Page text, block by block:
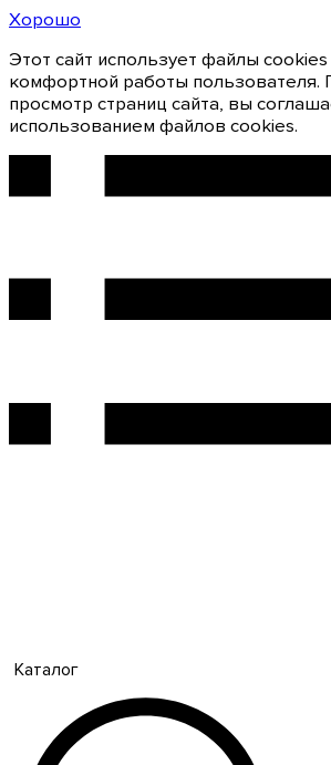
Хорошо
Этот сайт использует файлы
комфортной работы пользователя.
просмотр страниц сайта, вы
использованием файлов cookies.
Каталог